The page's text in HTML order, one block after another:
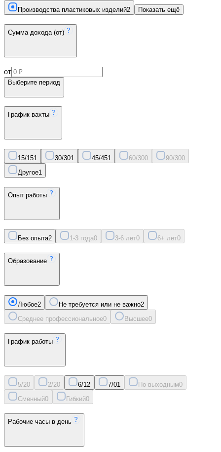
Производства пластиковых изделий2 Показать ещё
Сумма дохода (от)
от
Выберите период
График вахты
15/151 30/301 45/451 60/300 90/300
Другое1
Опыт работы
Без опыта2 1-3 года0 3-6 лет0 6+ лет0
Образование
Любое2 Не требуется или не важно2
Среднее профессиональное0 Высшее0
График работы
5/20 2/20 6/12 7/01 По выходным0
Сменный0 Гибкий0
Рабочие часы в день